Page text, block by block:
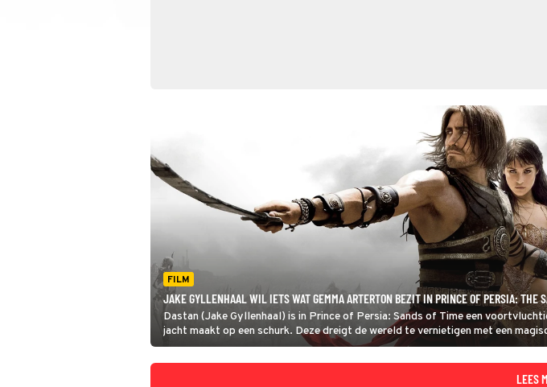
FILM
JAKE GYLLENHAAL WIL IETS WAT GEMMA ARTERTON BEZIT IN PRINCE OF PERSIA: THE
Dastan (Jake Gyllenhaal) is in Prince of Persia: Sands of Time een
jacht maakt op een schurk. Deze dreigt de wereld te vernietigen met een
LEES